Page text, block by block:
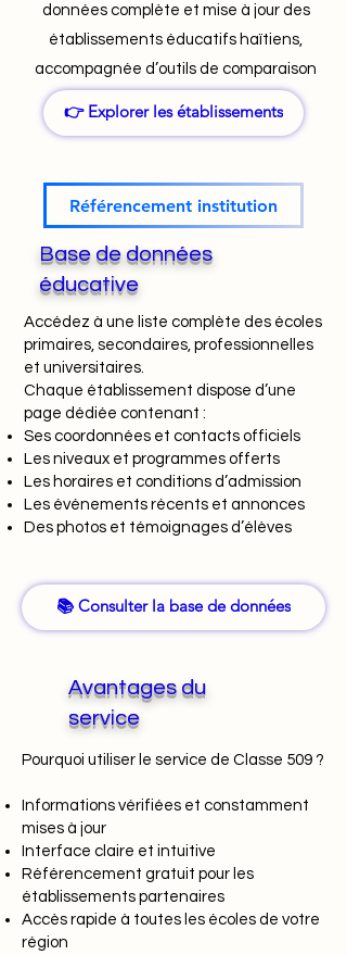
données complète et mise à jour des
établissements éducatifs haïtiens,
accompagnée d’outils de comparaison
👉 Explorer les établissements
Référencement institution
Base de données
éducative
Accédez à une liste complète des écoles
primaires, secondaires, professionnelles
et universitaires.
Chaque établissement dispose d’une
page dédiée contenant :
Ses coordonnées et contacts officiels
Les niveaux et programmes offerts
Les horaires et conditions d’admission
Les événements récents et annonces
Des photos et témoignages d’élèves
📚 Consulter la base de données
Avantages du
service
Pourquoi utiliser le service de Classe 509 ?
Informations vérifiées et constamment
mises à jour
Interface claire et intuitive
Référencement gratuit pour les
établissements partenaires
Accès rapide à toutes les écoles de votre
région